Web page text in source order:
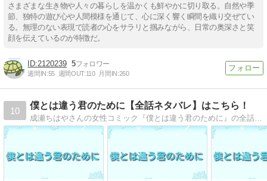
さまざまな生き物や人々の暮らしを温かくも鮮やかに切り取る。自然や季
節、独特の遊び心や人間模様を通じて、心に深く響く瞬間を織り交ぜてい
る。無理のない表現で読者の心をサラリと掴みながら、日常の奥深さと笑
顔を伝えているのが特徴だ。
2120239 5
週間IN:55 週間OUT:110 月間IN:260
10
僕とは違う君のために【全話ネタバレ】はこちら！